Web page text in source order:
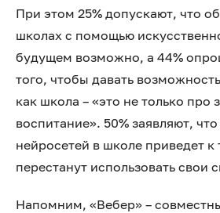
При этом 25% допускают, что
школах с помощью
будущем возможно, а 44%
того, чтобы давать
как школа – «это не только про
воспитание». 50% заявляют,
нейросетей в школе приведет к
перестанут использовать свои
Напомним, «Вебер» –